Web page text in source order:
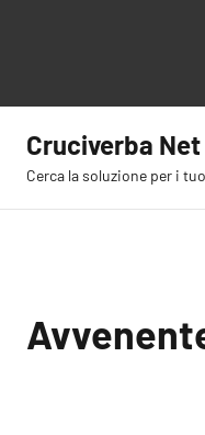
contenuto
Cruciverba Net
Cerca la soluzione per i